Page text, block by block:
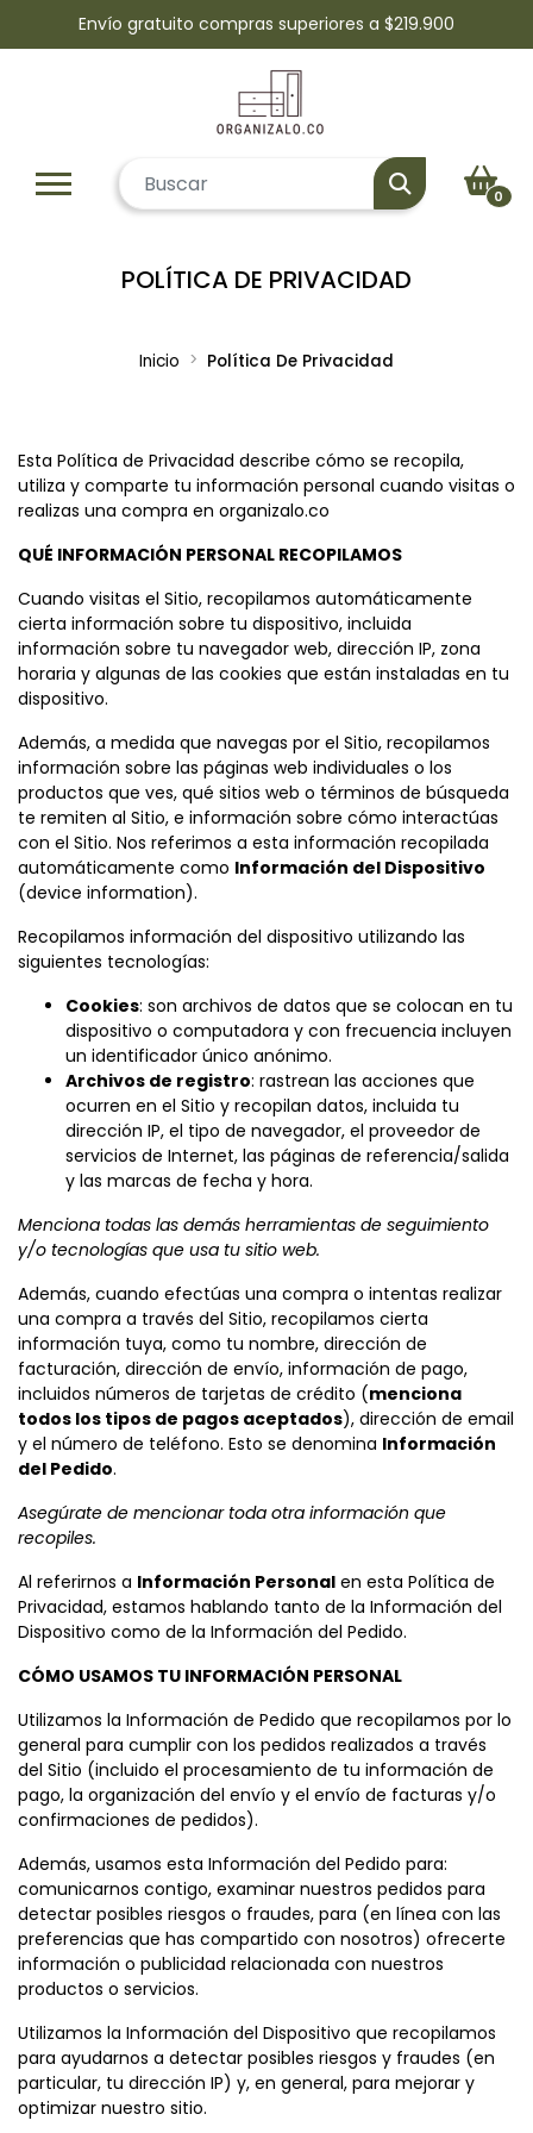
Envío gratuito compras superiores a $219.900
0
POLÍTICA DE PRIVACIDAD
Inicio Política De Privacidad
Esta Política de Privacidad describe cómo se recopila,
utiliza y comparte tu información personal cuando visitas o
realizas una compra en organizalo.co
QUÉ INFORMACIÓN PERSONAL RECOPILAMOS
Cuando visitas el Sitio, recopilamos automáticamente
cierta información sobre tu dispositivo, incluida
información sobre tu navegador web, dirección IP, zona
horaria y algunas de las cookies que están instaladas en tu
dispositivo.
Además, a medida que navegas por el Sitio, recopilamos
información sobre las páginas web individuales o los
productos que ves, qué sitios web o términos de búsqueda
te remiten al Sitio, e información sobre cómo interactúas
con el Sitio. Nos referimos a esta información recopilada
automáticamente como Información del Dispositivo
(device information).
Recopilamos información del dispositivo utilizando las
siguientes tecnologías:
Cookies: son archivos de datos que se colocan en tu
dispositivo o computadora y con frecuencia incluyen
un identificador único anónimo.
Archivos de registro: rastrean las acciones que
ocurren en el Sitio y recopilan datos, incluida tu
dirección IP, el tipo de navegador, el proveedor de
servicios de Internet, las páginas de referencia/salida
y las marcas de fecha y hora.
Menciona todas las demás herramientas de seguimiento
y/o tecnologías que usa tu sitio web.
Además, cuando efectúas una compra o intentas realizar
una compra a través del Sitio, recopilamos cierta
información tuya, como tu nombre, dirección de
facturación, dirección de envío, información de pago,
incluidos números de tarjetas de crédito (menciona
todos los tipos de pagos aceptados), dirección de email
y el número de teléfono. Esto se denomina Información
del Pedido.
Asegúrate de mencionar toda otra información que
recopiles.
Al referirnos a Información Personal en esta Política de
Privacidad, estamos hablando tanto de la Información del
Dispositivo como de la Información del Pedido.
CÓMO USAMOS TU INFORMACIÓN PERSONAL
Utilizamos la Información de Pedido que recopilamos por lo
general para cumplir con los pedidos realizados a través
del Sitio (incluido el procesamiento de tu información de
pago, la organización del envío y el envío de facturas y/o
confirmaciones de pedidos).
Además, usamos esta Información del Pedido para:
comunicarnos contigo, examinar nuestros pedidos para
detectar posibles riesgos o fraudes, para (en línea con las
preferencias que has compartido con nosotros) ofrecerte
información o publicidad relacionada con nuestros
productos o servicios.
Utilizamos la Información del Dispositivo que recopilamos
para ayudarnos a detectar posibles riesgos y fraudes (en
particular, tu dirección IP) y, en general, para mejorar y
optimizar nuestro sitio.